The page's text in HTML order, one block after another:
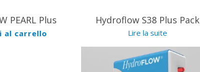
PEARL Plus
al carrello
Hydroflow S38 Plus Pack
Lire la suite